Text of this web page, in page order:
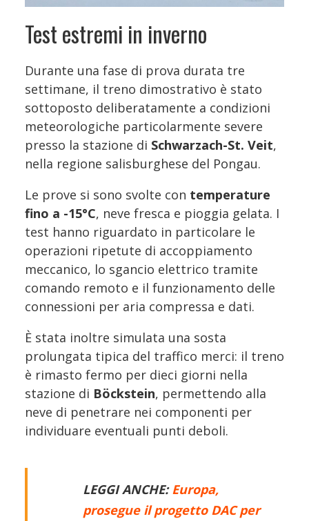
Test estremi in inverno
Durante una fase di prova durata tre
settimane, il treno dimostrativo è stato
sottoposto deliberatamente a condizioni
meteorologiche particolarmente severe
presso la stazione di Schwarzach-St. Veit,
nella regione salisburghese del Pongau.
Le prove si sono svolte con temperature
fino a -15°C, neve fresca e pioggia gelata. I
test hanno riguardato in particolare le
operazioni ripetute di accoppiamento
meccanico, lo sgancio elettrico tramite
comando remoto e il funzionamento delle
connessioni per aria compressa e dati.
È stata inoltre simulata una sosta
prolungata tipica del traffico merci: il treno
è rimasto fermo per dieci giorni nella
stazione di Böckstein, permettendo alla
neve di penetrare nei componenti per
individuare eventuali punti deboli.
LEGGI ANCHE: Europa,
prosegue il progetto DAC per